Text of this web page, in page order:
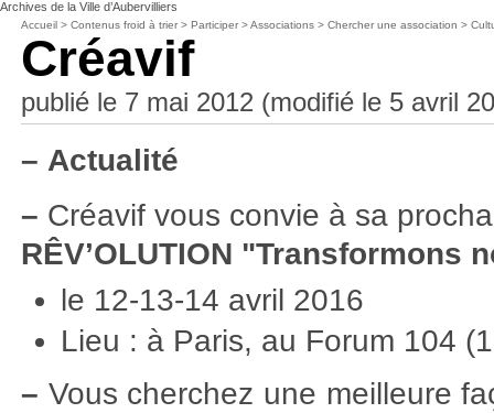
Archives de la Ville d’Aubervilliers
Accueil >Contenus froid à trier >Participer >Associations >Chercher une association >
Créavif
publié le 7 mai 2012 (modifié le 5 avril
– Actualité
– Créavif vous convie à sa
RÊV’OLUTION "Transformons
le 12-13-14 avril 2016
Lieu : à Paris, au Forum 104
– Vous cherchez une meilleure